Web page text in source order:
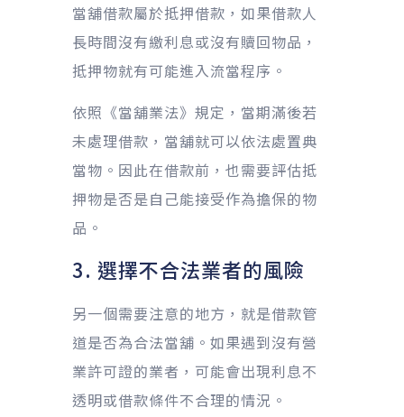
當舖借款屬於抵押借款，如果借款人
長時間沒有繳利息或沒有贖回物品，
抵押物就有可能進入流當程序。
依照《當舖業法》規定，當期滿後若
未處理借款，當舖就可以依法處置典
當物。因此在借款前，也需要評估抵
押物是否是自己能接受作為擔保的物
品。
3. 選擇不合法業者的風險
另一個需要注意的地方，就是借款管
道是否為合法當舖。如果遇到沒有營
業許可證的業者，可能會出現利息不
透明或借款條件不合理的情況。